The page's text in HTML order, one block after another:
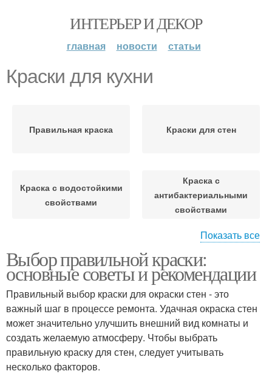
ИНТЕРЬЕР И ДЕКОР
главная новости статьи
Краски для кухни
Правильная краска Краски для стен
Краска с водостойкими
свойствами
Краска с
антибактериальными
свойствами
ультрафиолетовым
фильтром
Краска с
антистатическими
свойствами
Краски для спальни
Показать все
Выбор правильной краски:
основные советы и рекомендации
Правильный выбор краски для окраски стен - это
важный шаг в процессе ремонта. Удачная окраска стен
может значительно улучшить внешний вид комнаты и
создать желаемую атмосферу. Чтобы выбрать
правильную краску для стен, следует учитывать
несколько факторов.